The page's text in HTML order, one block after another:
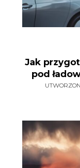
Jak
pod